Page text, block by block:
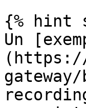
{% hint
Un
(https://